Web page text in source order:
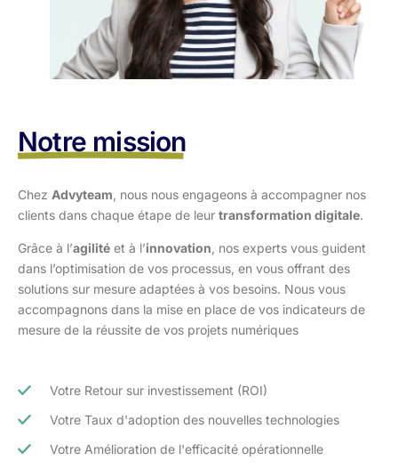
Notre mission
Chez Advyteam , nous nous engageons à accompagner nos
clients dans chaque étape de leur transformation digitale.
Grâce à l’agilité et à l’innovation , nos experts vous guident
dans l’optimisation de vos processus, en vous offrant des
solutions sur mesure adaptées à vos besoins. Nous vous
accompagnons dans la mise en place de vos indicateurs de
mesure de la réussite de vos projets numériques
Votre Retour sur investissement (ROI)
Votre Taux d'adoption des nouvelles technologies
Votre Amélioration de l'efficacité opérationnelle